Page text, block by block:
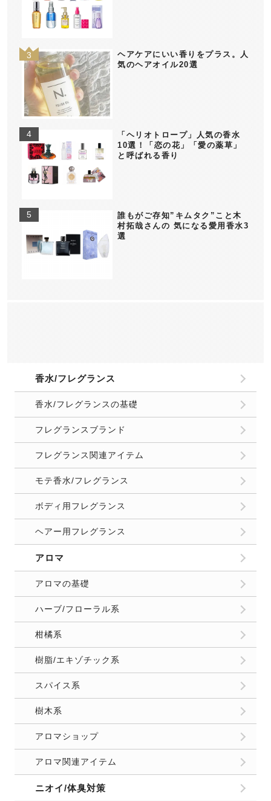
ヘアケアにいい香りをプラス。人
気のヘアオイル20選
「ヘリオトロープ」人気の香水
10選！「恋の花」「愛の薬草」
と呼ばれる香り
誰もがご存知”キムタク”こと木
村拓哉さんの 気になる愛用香水3
選
香水/フレグランス
香水/フレグランスの基礎
フレグランスブランド
フレグランス関連アイテム
モテ香水/フレグランス
ボディ用フレグランス
ヘアー用フレグランス
アロマ
アロマの基礎
ハーブ/フローラル系
柑橘系
樹脂/エキゾチック系
スパイス系
樹木系
アロマショップ
アロマ関連アイテム
ニオイ/体臭対策